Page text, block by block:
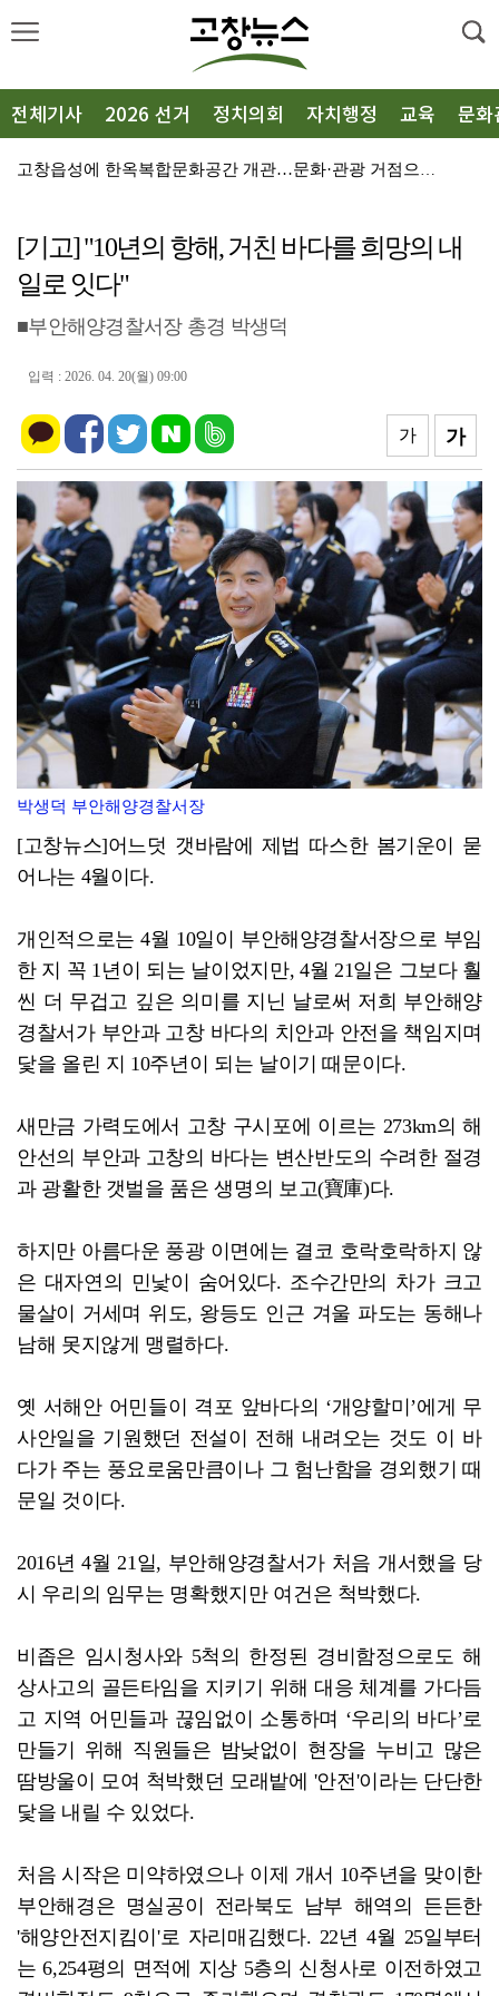
전체기사 2026 선거 정치의회 자치행정 교육 문화
고창읍성에 한옥복합문화공간 개관…문화·관광 거점으로 도...
선운사, 고창군종합노인복지관에 ‘자비의 쌀’ 1500㎏...
“항일독립운동 정신 계승”…광복회 고창군지회 출범
고창 상하면에 76.2MW 해상풍력 조성…금융지원 확보
흥덕면, 무더위쉼터 51곳 점검…폭염 피해 예방 총력
농업마이스터 오만종씨, 고창군장학재단에 장학금 350만...
고창문화원 ‘꿈의 오케스트라 호남권 합동연주회’ 이달 ...
고창군민 1인당 30만원 군민활력지원금, 추석 전 지급
해리농협·전북은행, 폭염 속 이웃돕기 나눔 이어져
[기고] "10년의 항해, 거친 바다를 희망의 내
일로 잇다"
■부안해양경찰서장 총경 박생덕
입력 : 2026. 04. 20(월) 09:00
가
가
박생덕 부안해양경찰서장
[고창뉴스]어느덧 갯바람에 제법 따스한 봄기운이 묻
어나는 4월이다.
개인적으로는 4월 10일이 부안해양경찰서장으로 부임
한 지 꼭 1년이 되는 날이었지만, 4월 21일은 그보다 훨
씬 더 무겁고 깊은 의미를 지닌 날로써 저희 부안해양
경찰서가 부안과 고창 바다의 치안과 안전을 책임지며
닻을 올린 지 10주년이 되는 날이기 때문이다.
새만금 가력도에서 고창 구시포에 이르는 273km의 해
안선의 부안과 고창의 바다는 변산반도의 수려한 절경
과 광활한 갯벌을 품은 생명의 보고(寶庫)다.
하지만 아름다운 풍광 이면에는 결코 호락호락하지 않
은 대자연의 민낯이 숨어있다. 조수간만의 차가 크고
물살이 거세며 위도, 왕등도 인근 겨울 파도는 동해나
남해 못지않게 맹렬하다.
옛 서해안 어민들이 격포 앞바다의 ‘개양할미’에게 무
사안일을 기원했던 전설이 전해 내려오는 것도 이 바
다가 주는 풍요로움만큼이나 그 험난함을 경외했기 때
문일 것이다.
2016년 4월 21일, 부안해양경찰서가 처음 개서했을 당
시 우리의 임무는 명확했지만 여건은 척박했다.
비좁은 임시청사와 5척의 한정된 경비함정으로도 해
상사고의 골든타임을 지키기 위해 대응 체계를 가다듬
고 지역 어민들과 끊임없이 소통하며 ‘우리의 바다’로
만들기 위해 직원들은 밤낮없이 현장을 누비고 많은
땀방울이 모여 척박했던 모래밭에 '안전'이라는 단단한
닻을 내릴 수 있었다.
처음 시작은 미약하였으나 이제 개서 10주년을 맞이한
부안해경은 명실공이 전라북도 남부 해역의 든든한
'해양안전지킴이'로 자리매김했다. 22년 4월 25일부터
는 6,254평의 면적에 지상 5층의 신청사로 이전하였고